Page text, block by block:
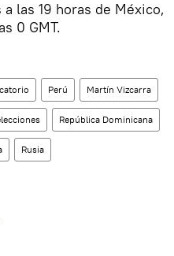
las 19 horas de México,
0 GMT.
Perú Martín Vizcarra
República Dominicana
Rusia